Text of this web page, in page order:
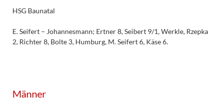
HSG Baunatal
E. Seifert – Johannesmann; Ertner 8, Seibert 9/1, Werkle, Rzepka
2, Richter 8, Bolte 3, Humburg, M. Seifert 6, Käse 6.
Männer